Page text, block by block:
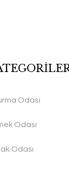
Odası
Odası
Odası